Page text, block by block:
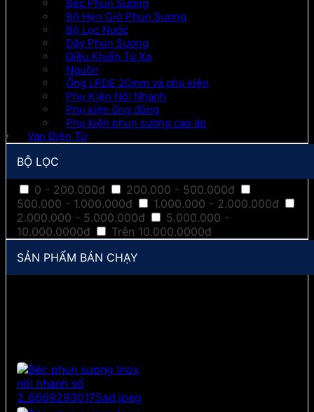
Béc Phun Sương
Bộ Hẹn Giờ Phun Sương
Bộ Lọc Nước
Dây Phun Sương
Điều Khiển Từ Xa
Nguồn
Ống LPDE 20mm và phụ kiện
Phụ Kiện Nối Nhanh
Phụ kiện ống đồng
Phụ kiện phun sương cao áp
Van Điện Từ
BỘ LỌC
0 - 200.000đ
200.000 - 500.000đ
500.000 - 1.000.000đ
1.000.000 - 2.000.000đ
2.000.000 - 5.000.000đ
5.000.000 -
10.000.0000đ
Trên 10.000.0000đ
SẢN PHẨM BÁN CHẠY